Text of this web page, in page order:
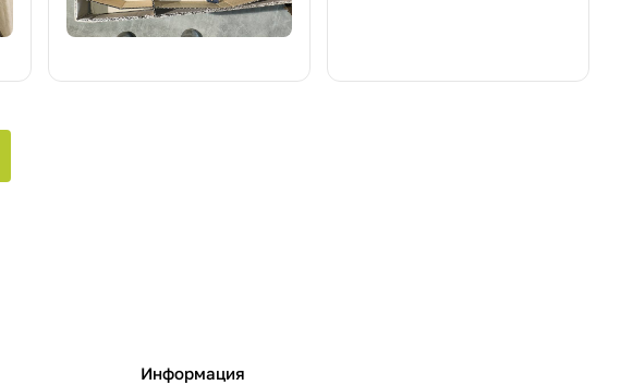
Информация